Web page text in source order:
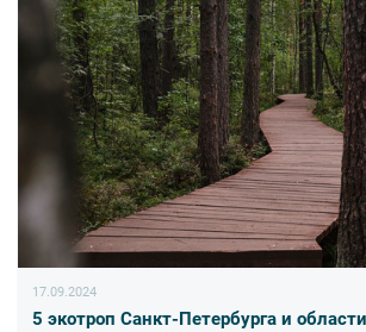
17.09.2024
5 экотроп Санкт-Петербурга и области